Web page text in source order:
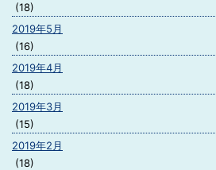
(18)
2019年5月
(16)
2019年4月
(18)
2019年3月
(15)
2019年2月
(18)